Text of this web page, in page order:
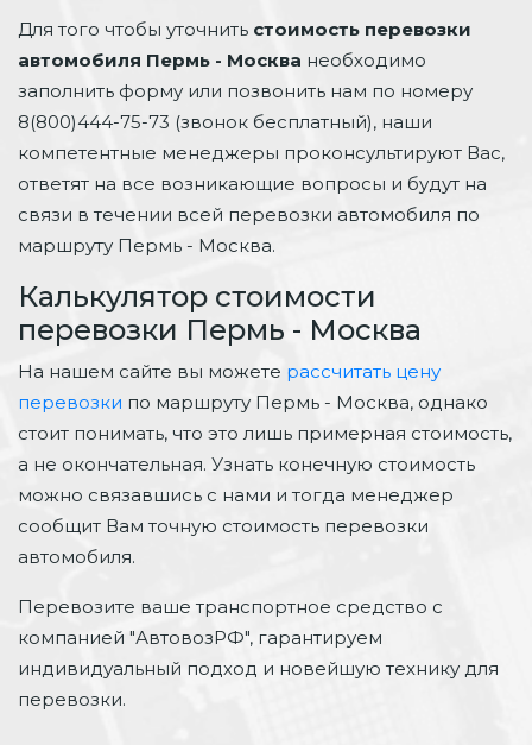
Для того чтобы уточнить стоимость перевозки
автомобиля Пермь - Москва необходимо
заполнить форму или позвонить нам по номеру
8(800)444-75-73 (звонок бесплатный), наши
компетентные менеджеры проконсультируют Вас,
ответят на все возникающие вопросы и будут на
связи в течении всей перевозки автомобиля по
маршруту Пермь - Москва.
Калькулятор стоимости
перевозки Пермь - Москва
На нашем сайте вы можете рассчитать цену
перевозки по маршруту Пермь - Москва, однако
стоит понимать, что это лишь примерная стоимость,
а не окончательная. Узнать конечную стоимость
можно связавшись с нами и тогда менеджер
сообщит Вам точную стоимость перевозки
автомобиля.
Перевозите ваше транспортное средство с
компанией "АвтовозРФ", гарантируем
индивидуальный подход и новейшую технику для
перевозки.